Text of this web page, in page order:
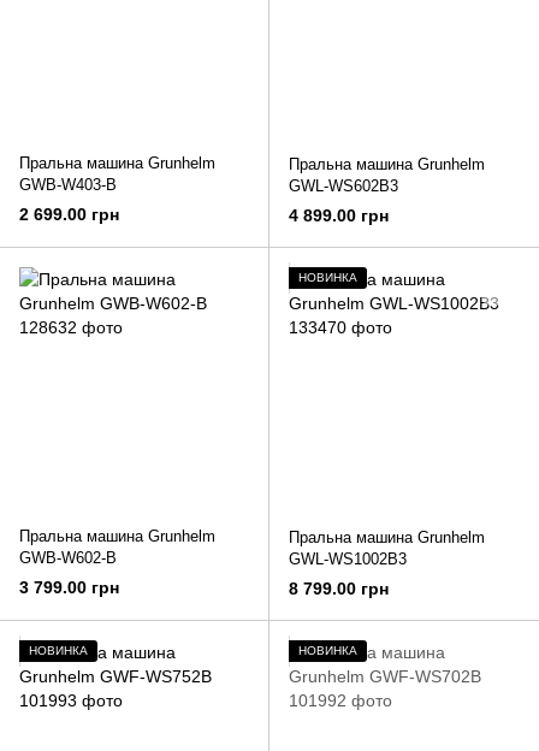
Пральна машина Grunhelm
GWB-W403-B
2 699.00 грн
Пральна машина Grunhelm
GWL-WS602B3
4 899.00 грн
Пральна машина Grunhelm
GWB-W602-B
3 799.00 грн
НОВИНКА
Пральна машина Grunhelm
GWL-WS1002B3
8 799.00 грн
НОВИНКА НОВИНКА